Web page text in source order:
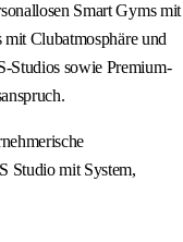
Smart Gyms mit
mit Clubatmosphäre und
Studios sowie Premium-
Studio mit System,